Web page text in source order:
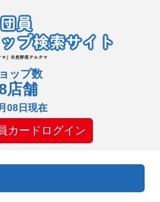
ップ数
店舗
08日現在
カードログイン